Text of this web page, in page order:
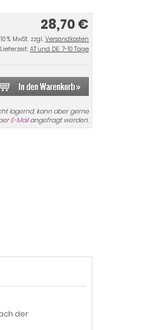
28,70 €
% MwSt. zzgl. Versandkosten
Lieferzeit: AT und DE: 7-10 Tage
lagernd, kann aber gerne
E-Mailangefragt werden.
der